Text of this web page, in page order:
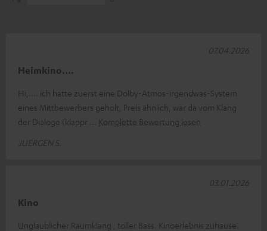
Heimkino....
Hi,.... ich hatte zuerst eine Dolby-Atmos-irgendwas-System
eines Mittbewerbers geholt, Preis ähnlich, war da vom Klang
der Dialoge (klappr
Komplette Bewertung lesen
JUERGEN S.
07.04.2026
Kino
Unglaublicher Raumklang , toller Bass. Kinoerlebnis zuhause.
03.01.2026